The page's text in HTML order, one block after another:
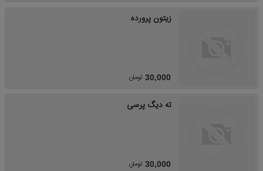
زیتون پرورده
30,000 تومان
ته دیگ پرسی
30,000 تومان